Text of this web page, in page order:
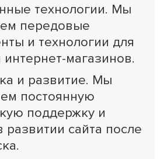
технологии. Мы
передовые
и технологии для
интернет-магазинов.
и развитие. Мы
постоянную
поддержку и
сайта после